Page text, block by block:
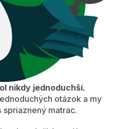
nikdy jednoduchší.
otázok a my
matrac.